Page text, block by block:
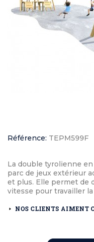
Référence: TEPM599F
La double tyrolienne
parc de jeux extérieur
et plus. Elle permet de
vitesse pour travailler
NOS CLIENTS AIMENT